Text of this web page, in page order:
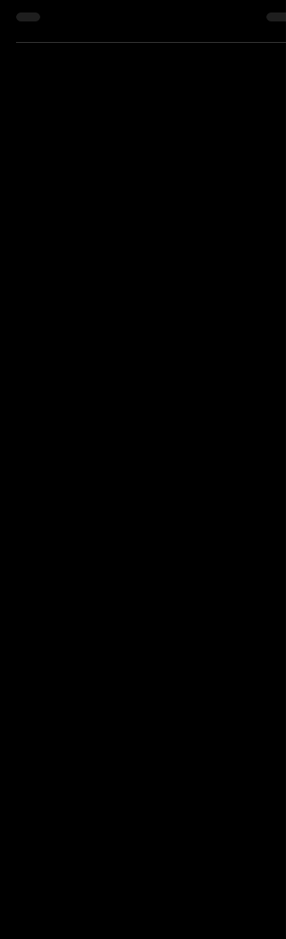
realizó una especial celebración su casa
matriz en Vía Transístmica, con motivo de